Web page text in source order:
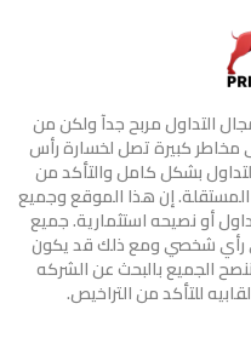
التداول مربح جدآ ولكن من
مخاطر كبيرة تصل لخسارة رأس
بشكل كامل والتأكد من
إن هذا الموقع وجميع
أو نصيحه استثمارية. جميع
رأي شخصي ومع ذلك قد يكون
الجميع بالبحث عن الشركه
للتأكد من التراخيص.